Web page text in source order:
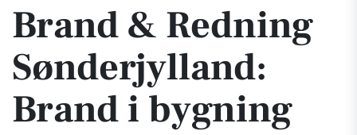
Brand & Redning
Sønderjylland:
Brand i bygning